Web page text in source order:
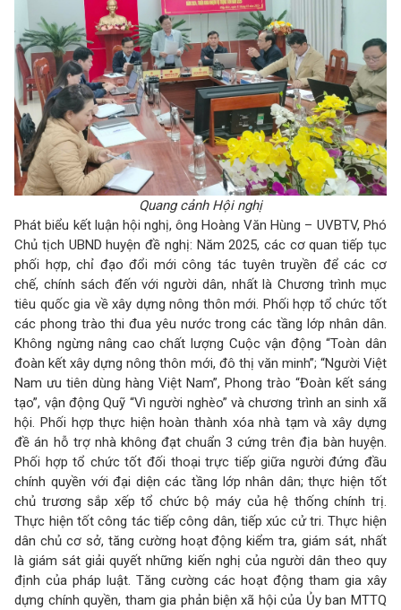
Quang cảnh Hội nghị
Phát biểu kết luận hội nghị, ông Hoàng Văn Hùng – UVBTV, Phó
Chủ tịch UBND huyện đề nghị: Năm 2025, các cơ quan tiếp tục
phối hợp, chỉ đạo đổi mới công tác tuyên truyền để các cơ
chế, chính sách đến với người dân, nhất là Chương trình mục
tiêu quốc gia về xây dựng nông thôn mới. Phối hợp tổ chức tốt
các phong trào thi đua yêu nước trong các tầng lớp nhân dân.
Không ngừng nâng cao chất lượng Cuộc vận động “Toàn dân
đoàn kết xây dựng nông thôn mới, đô thị văn minh”; “Người Việt
Nam ưu tiên dùng hàng Việt Nam”, Phong trào “Đoàn kết sáng
tạo”, vận động Quỹ “Vì người nghèo” và chương trình an sinh xã
hội. Phối hợp thực hiện hoàn thành xóa nhà tạm và xây dựng
đề án hỗ trợ nhà không đạt chuẩn 3 cứng trên địa bàn huyện.
Phối hợp tổ chức tốt đối thoại trực tiếp giữa người đứng đầu
chính quyền với đại diện các tầng lớp nhân dân; thực hiện tốt
chủ trương sắp xếp tổ chức bộ máy của hệ thống chính trị.
Thực hiện tốt công tác tiếp công dân, tiếp xúc cử tri. Thực hiện
dân chủ cơ sở, tăng cường hoạt động kiểm tra, giám sát, nhất
là giám sát giải quyết những kiến nghị của người dân theo quy
định của pháp luật. Tăng cường các hoạt động tham gia xây
dựng chính quyền, tham gia phản biện xã hội của Ủy ban MTTQ